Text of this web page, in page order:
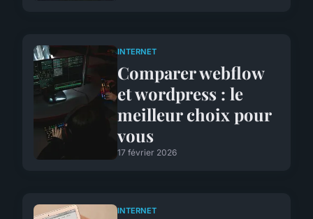
INTERNET
Comparer webflow
et wordpress : le
meilleur choix pour
vous
17 février 2026
INTERNET